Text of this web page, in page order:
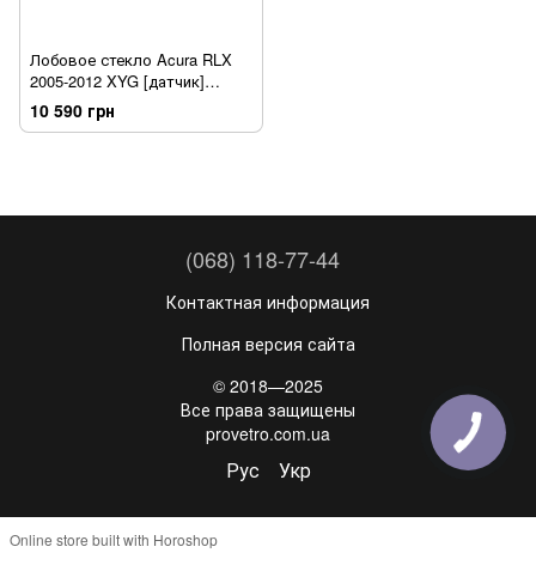
Лобовое стекло Acura RLX
2005-2012 XYG [датчик]
[камера]
10 590 грн
(068) 118-77-44
Контактная информация
Полная версия сайта
© 2018—2025
Все права защищены
provetro.com.ua
Рус Укр
Online store built with Horoshop